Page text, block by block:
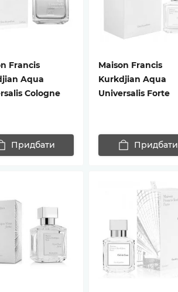
Francis
Aqua
Cologne
Придбати
Maison Francis
Kurkdjian Aqua
Universalis Forte
Придбати